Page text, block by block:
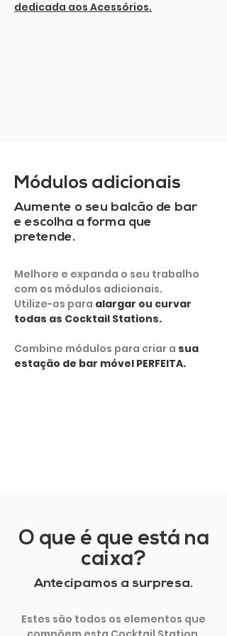
dedicada aos Acessórios.
Módulos adicionais
Aumente o seu balcão de bar
e escolha a forma que
pretende.
Melhore e expanda o seu trabalho
com os módulos adicionais.
Utilize-os para alargar ou curvar
todas as Cocktail Stations.
Combine módulos para criar a sua
estação de bar móvel PERFEITA.
O que é que está na
caixa?
Antecipamos a surpresa.
Estes são todos os elementos que